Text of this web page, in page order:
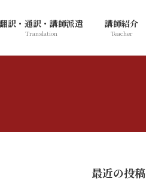
翻訳・通訳・講師派遣
Translation
講師紹介
Teacher
最近の投稿